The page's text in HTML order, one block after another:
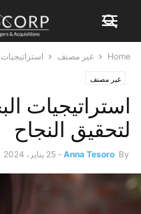
Home غير مصنف
غير مصنف
استراتيجيات
لتحقيق النجاح
By
Anna Tesoro
- 25 يناير، 2024